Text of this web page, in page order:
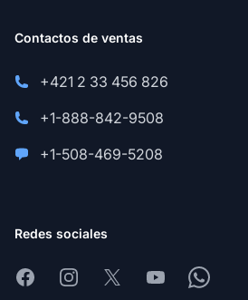
Contactos de ventas
+421 2 33 456 826
+1-888-842-9508
+1-508-469-5208
Redes sociales
FacebookInstagram
X YoutubeWhatsapp